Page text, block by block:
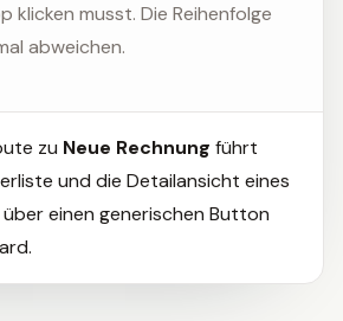
klicken musst. Die Reihenfolge
abweichen.
zu Neue Rechnung führt
und die Detailansicht eines
einen generischen Button